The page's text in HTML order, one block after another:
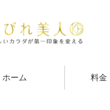
ホーム 料金